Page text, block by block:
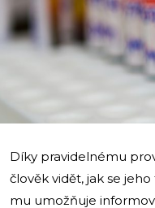
Díky pravidelnému
člověk vidět, jak se
mu umožňuje